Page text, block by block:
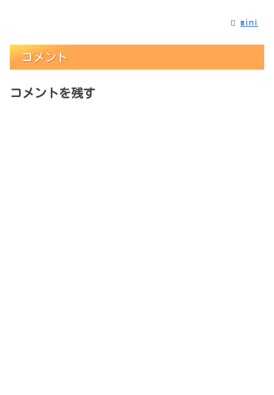
mini
コメント
コメントを残す